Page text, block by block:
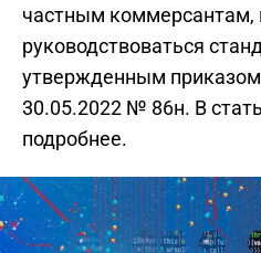
частным коммерсантам,
руководствоваться
утвержденным
30.05.2022 № 86н. В
подробнее.